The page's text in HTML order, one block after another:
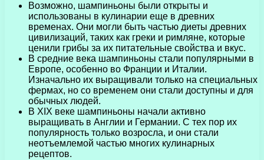
Возможно, шампиньоны были открыты и
использованы в кулинарии еще в древних
временах. Они могли быть частью диеты древних
цивилизаций, таких как греки и римляне, которые
ценили грибы за их питательные свойства и вкус.
В средние века шампиньоны стали популярными в
Европе, особенно во Франции и Италии.
Изначально их выращивали только на специальных
фермах, но со временем они стали доступны и для
обычных людей.
В XIX веке шампиньоны начали активно
выращивать в Англии и Германии. С тех пор их
популярность только возросла, и они стали
неотъемлемой частью многих кулинарных
рецептов.